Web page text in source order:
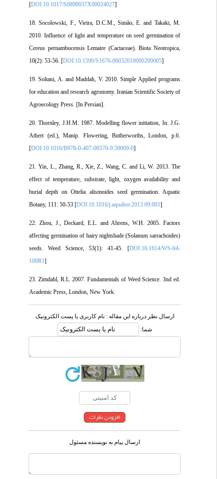
[DOI:10.1017/S0890037X00024027
18. Socolowski, F., Vieira, D.C.M., Simão, E. and Takaki, M.
2010. Influence of light and temperature on seed germination of
Cereus pernambucensis Lemaire (Cactaceae). Biota Neotropica,
10(2): 53-56. [DOI:10.1590/S1676-06032010000200005
19. Soltani, A. and Maddah, V. 2010. Simple Applied programs
for education and research agronomy. Iranian Scientific Society of
Agroecology Press. [In Persian].
20. Thornley, J.H.M. 1987. Modelling flower initiation, In: J.G.
Athert (ed.), Manip. Flowering, Butherworths, London, p.6.
[DOI:10.1016/B978-0-407-00570-9.50009-0
21. Yin, L., Zhang, R., Xie, Z., Wang, C. and Li, W. 2013. The
effect of temperature, substrate, light, oxygen availability and
burial depth on Ottelia alismoides seed germination. Aquatic
Botany, 111: 50-53 [DOI:10.1016/j.aquabot.2013.09.001
22. Zhou, J., Deckard, E.L. and Ahrens, W.H. 2005. Factors
affecting germination of hairy nightshade (Solanum sarrachoides)
seeds. Weed Science, 53(1): 41-45. [DOI:10.1614/WS-04-
100R1
23. Zimdahl, R.L. 2007. Fundamentals of Weed Science. 3nd ed.
Academic Press, London, New York.
ارسال نظر درباره این مقاله : نام کاربری یا پست الکترونیک
شما:
ارسال پیام به نویسنده مسئول